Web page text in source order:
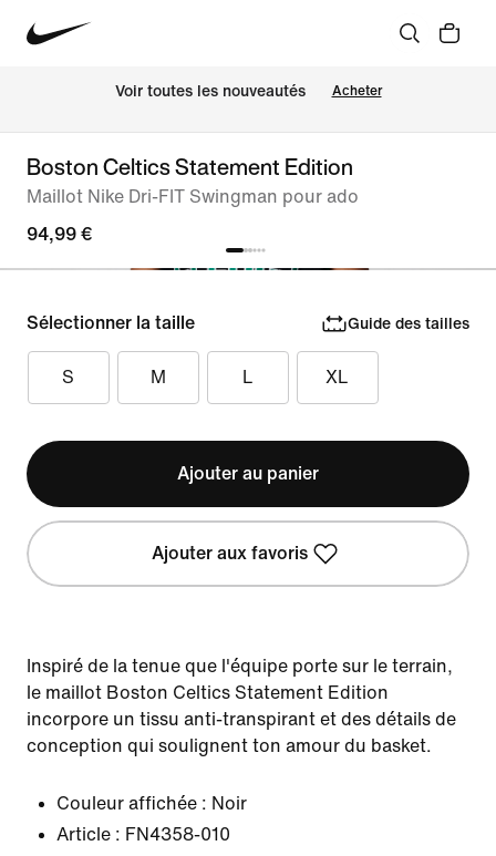
Voir toutes les nouveautés Acheter
Boston Celtics Statement Edition
Maillot Nike Dri-FIT Swingman pour ado
94,99 €
Sélectionner la taille Guide des tailles
S M L XL
Ajouter au panier
Ajouter aux favoris
Inspiré de la tenue que l'équipe porte sur le terrain,
le maillot Boston Celtics Statement Edition
incorpore un tissu anti-transpirant et des détails de
conception qui soulignent ton amour du basket.
Couleur affichée : Noir
Article : FN4358-010